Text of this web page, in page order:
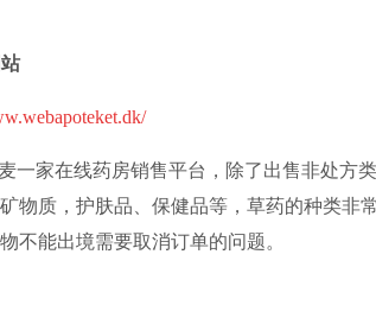
麦一家在线药房销售平台，除了出售非处方
物质，护肤品、保健品等，草药的种类非
不能出境需要取消订单的问题。